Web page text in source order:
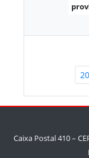
Caixa Postal 410 –